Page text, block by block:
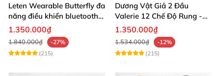
Leten Wearable Butterfly đa
năng điều khiển bluetooth,
siêu thật, dễ dùng
1.350.000₫
1.840.000₫
-27%
(215)
Dương Vật Giả 2 Đầu
Valerie 12 Chế Độ Rung -
Tăng Khoái Cảm
1.350.000₫
1.534.000₫
-12%
(215)